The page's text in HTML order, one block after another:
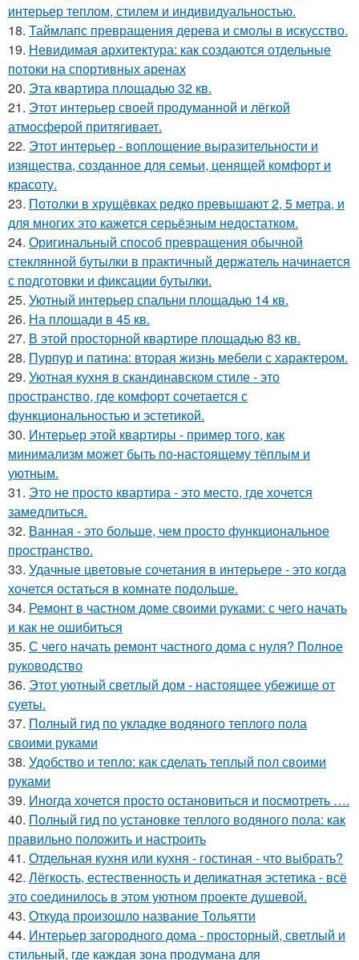
интерьер теплом, стилем и индивидуальностью.
18. Таймлапс превращения дерева и смолы в искусство.
19. Невидимая архитектура: как создаются отдельные
потоки на спортивных аренах
20. Эта квартира площадью 32 кв.
21. Этот интерьер своей продуманной и лёгкой
атмосферой притягивает.
22. Этот интерьер - воплощение выразительности и
изящества, созданное для семьи, ценящей комфорт и
красоту.
23. Потолки в хрущёвках редко превышают 2, 5 метра, и
для многих это кажется серьёзным недостатком.
24. Оригинальный способ превращения обычной
стеклянной бутылки в практичный держатель начинается
с подготовки и фиксации бутылки.
25. Уютный интерьер спальни площадью 14 кв.
26. На площади в 45 кв.
27. В этой просторной квартире площадью 83 кв.
28. Пурпур и патина: вторая жизнь мебели с характером.
29. Уютная кухня в скандинавском стиле - это
пространство, где комфорт сочетается с
функциональностью и эстетикой.
30. Интерьер этой квартиры - пример того, как
минимализм может быть по-настоящему тёплым и
уютным.
31. Это не просто квартира - это место, где хочется
замедлиться.
32. Ванная - это больше, чем просто функциональное
пространство.
33. Удачные цветовые сочетания в интерьере - это когда
хочется остаться в комнате подольше.
34. Ремонт в частном доме своими руками: с чего начать
и как не ошибиться
35. С чего начать ремонт частного дома с нуля? Полное
руководство
36. Этот уютный светлый дом - настоящее убежище от
суеты.
37. Полный гид по укладке водяного теплого пола
своими руками
38. Удобство и тепло: как сделать теплый пол своими
руками
39. Иногда хочется просто остановиться и посмотреть ….
40. Полный гид по установке теплого водяного пола: как
правильно положить и настроить
41. Отдельная кухня или кухня - гостиная - что выбрать?
42. Лёгкость, естественность и деликатная эстетика - всё
это соединилось в этом уютном проекте душевой.
43. Откуда произошло название Тольятти
44. Интерьер загородного дома - просторный, светлый и
стильный, где каждая зона продумана для